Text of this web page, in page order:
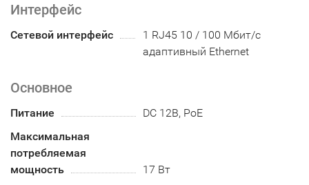
Интерфейс
Сетевой интерфейс
1 RJ45 10 / 100 Мбит/с
адаптивный Ethernet
Основное
Питание
DC 12В, PoE
Максимальная
потребляемая
мощность
17 Вт